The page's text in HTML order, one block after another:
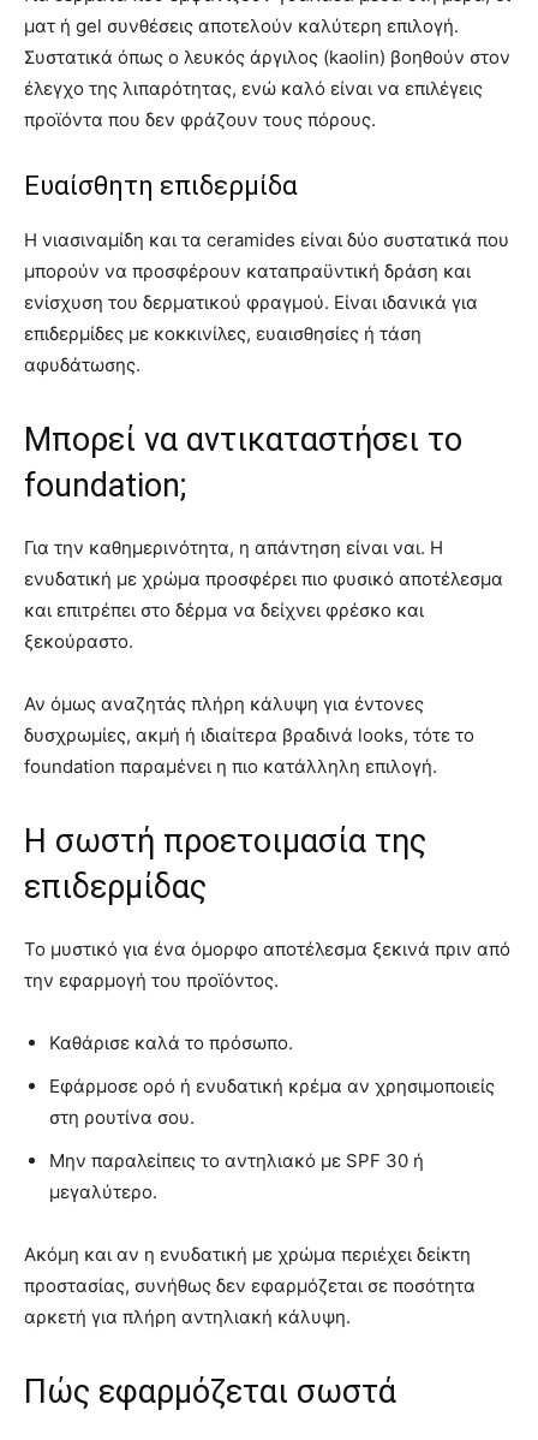
ματ ή gel συνθέσεις αποτελούν καλύτερη επιλογή.
Συστατικά όπως ο λευκός άργιλος (kaolin) βοηθούν στον
έλεγχο της λιπαρότητας, ενώ καλό είναι να επιλέγεις
προϊόντα που δεν φράζουν τους πόρους.
Ευαίσθητη επιδερμίδα
Η νιασιναμίδη και τα ceramides είναι δύο συστατικά που
μπορούν να προσφέρουν καταπραϋντική δράση και
ενίσχυση του δερματικού φραγμού. Είναι ιδανικά για
επιδερμίδες με κοκκινίλες, ευαισθησίες ή τάση
αφυδάτωσης.
Μπορεί να αντικαταστήσει το
foundation;
Για την καθημερινότητα, η απάντηση είναι ναι. Η
ενυδατική με χρώμα προσφέρει πιο φυσικό αποτέλεσμα
και επιτρέπει στο δέρμα να δείχνει φρέσκο και
ξεκούραστο.
Αν όμως αναζητάς πλήρη κάλυψη για έντονες
δυσχρωμίες, ακμή ή ιδιαίτερα βραδινά looks, τότε το
foundation παραμένει η πιο κατάλληλη επιλογή.
Η σωστή προετοιμασία της
επιδερμίδας
Το μυστικό για ένα όμορφο αποτέλεσμα ξεκινά πριν από
την εφαρμογή του προϊόντος.
Καθάρισε καλά το πρόσωπο.
Εφάρμοσε ορό ή ενυδατική κρέμα αν χρησιμοποιείς
στη ρουτίνα σου.
Μην παραλείπεις το αντηλιακό με SPF 30 ή
μεγαλύτερο.
Ακόμη και αν η ενυδατική με χρώμα περιέχει δείκτη
προστασίας, συνήθως δεν εφαρμόζεται σε ποσότητα
αρκετή για πλήρη αντηλιακή κάλυψη.
Πώς εφαρμόζεται σωστά